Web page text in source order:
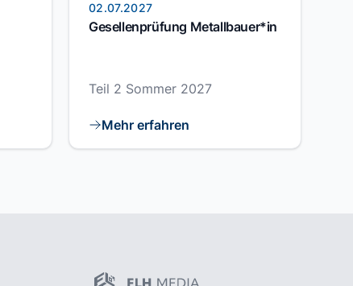
02.07.2027
Gesellenprüfung Metallbauer*in
Teil 2 Sommer 2027
Mehr erfahren